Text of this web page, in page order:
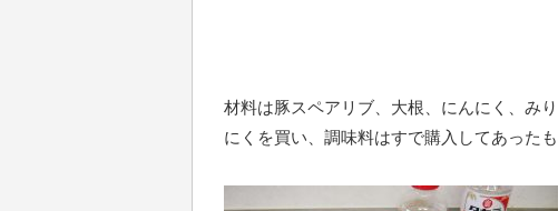
材料は豚スペアリブ、大根、にんにく、み
にくを買い、調味料はすで購入してあったも